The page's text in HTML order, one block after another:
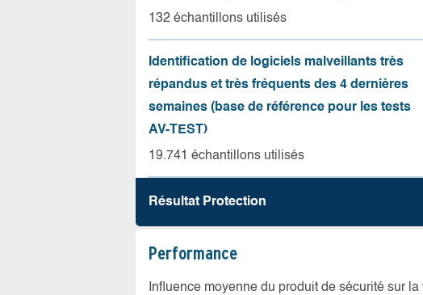
132 échantillons utilisés
Identification de logiciels malveillants très
répandus et très fréquents des 4 dernières
semaines (base de référence pour les tests
AV-TEST)
19.741 échantillons utilisés
Résultat Protection
Performance
Influence moyenne du produit de sécurité sur